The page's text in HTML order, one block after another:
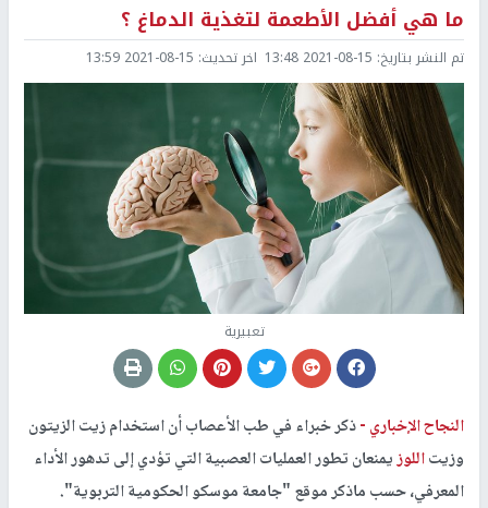
ما هي أفضل الأطعمة لتغذية الدماغ ؟
تم النشر بتاريخ: 2021-08-15 13:48 اخر تحديث: 2021-08-15 13:59
تعبيرية
النجاح الإخباري -ذكر خبراء في طب الأعصاب أن استخدام زيت الزيتون
وزيتاللوزيمنعان تطور العمليات العصبية التي تؤدي إلى تدهور الأداء
المعرفي، حسب ماذكر موقع "جامعة موسكو الحكومية التربوية".